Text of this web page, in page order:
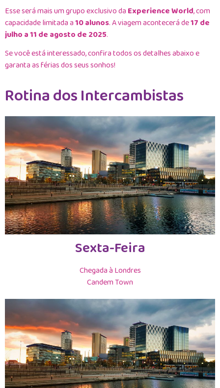
Esse será mais um grupo exclusivo daExperience World, com
capacidade limitada a10 alunos. A viagem acontecerá de17 de
julho a 11 de agosto de 2025.
Se você está interessado, confira todos os detalhes abaixo e
garanta as férias dos seus sonhos!
Rotina dos Intercambistas
Sexta-Feira
Chegada à Londres
Candem Town